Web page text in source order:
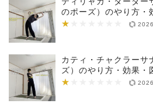
のポーズ）のやり方・
★
★★★★★★★
カティ・チャクラーサ
ズ）のやり方・効果・
★
★★★★★★★